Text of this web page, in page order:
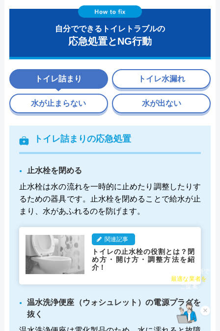
自分でできるトイレトラブルの
応急処置とNG行動
トイレ詰まり
トイレ詰まりの応急処置
止水栓を閉める
止水栓は水の流れを一時的に止めたり調整したりす
るための器具です。止水栓を閉めることで給水が止
まり、水があふれるのを防げます。
関連記事
トイレの止水栓の役割とは？閉
め方・開け方・調整方法を紹
介！
温水洗浄便座（ウォシュレット）の電源プラグを
抜く
トイレ水漏れ
水が止まらない 水が出ない
×
チャット診断で
最適な業者を
ご提案